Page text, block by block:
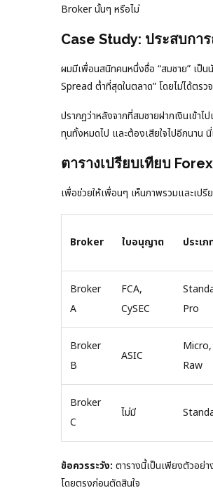
Broker นั้นๆ หรือไม่
Case Study: ประสบกา
ผมมีเพื่อนสนิทคนหนึ่งชื่อ “สมชาย” เป็น
Spread ต่ำที่สุดในตลาด” โดยไม่ได้ตร
ปรากฏว่าหลังจากที่สมชายฝากเงินเข้า
ทุนทั้งหมดไป และต้องเสียใจไปอีกนาน
ตารางเปรียบเทียบ
เพื่อช่วยให้เพื่อนๆ เห็นภาพรวมและเป
Broker ใบอนุญาต ประเ
Broker
A
FCA,
CySEC
Pro
Broker
B
ASIC
Raw
Broker
C
ไม่มี
ข้อควรระวัง: ตารางนี้เป็นเพียงตัวอย่
โดยตรงก่อนตัดสินใจ